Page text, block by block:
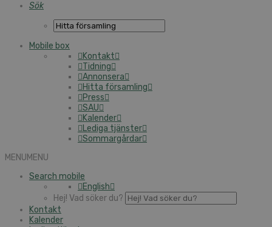
Sök
Mobile box
Kontakt
Tidning
Annonsera
Hitta församling
Press
SAU
Kalender
Lediga tjänster
Sommargårdar
MENUMENU
Search mobile
English
Hej! Vad söker du?
Kontakt
Kalender